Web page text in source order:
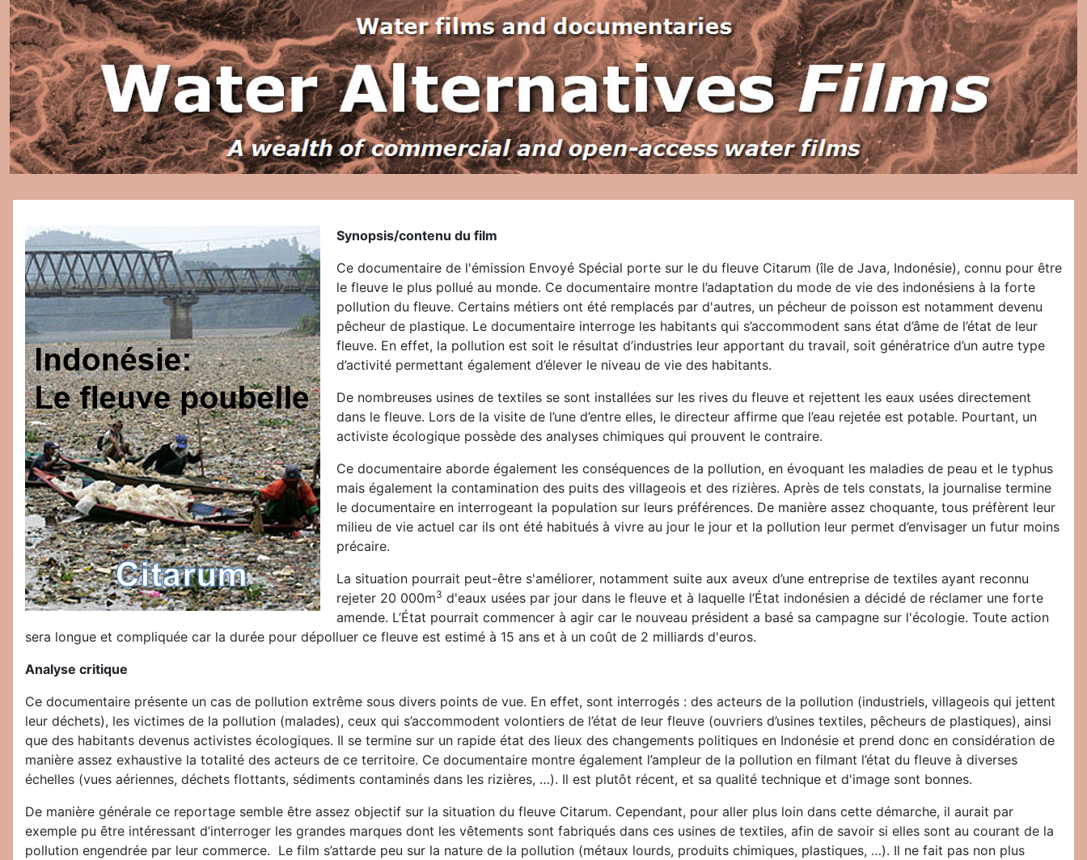
Synopsis/contenu du film
Ce documentaire de l'émission Envoyé Spécial porte sur le du fleuve Citarum (île de Java, Indonésie), connu pour être
le fleuve le plus pollué au monde. Ce documentaire montre l’adaptation du mode de vie des indonésiens à la forte
pollution du fleuve. Certains métiers ont été remplacés par d'autres, un pécheur de poisson est notamment devenu
pêcheur de plastique. Le documentaire interroge les habitants qui s’accommodent sans état d’âme de l’état de leur
fleuve. En effet, la pollution est soit le résultat d’industries leur apportant du travail, soit génératrice d’un autre type
d’activité permettant également d’élever le niveau de vie des habitants.
De nombreuses usines de textiles se sont installées sur les rives du fleuve et rejettent les eaux usées directement
dans le fleuve. Lors de la visite de l’une d’entre elles, le directeur affirme que l’eau rejetée est potable. Pourtant, un
activiste écologique possède des analyses chimiques qui prouvent le contraire.
Ce documentaire aborde également les conséquences de la pollution, en évoquant les maladies de peau et le typhus
mais également la contamination des puits des villageois et des rizières. Après de tels constats, la journalise termine
le documentaire en interrogeant la population sur leurs préférences. De manière assez choquante, tous préfèrent leur
milieu de vie actuel car ils ont été habitués à vivre au jour le jour et la pollution leur permet d’envisager un futur moins
précaire.
La situation pourrait peut-être s'améliorer, notamment suite aux aveux d’une entreprise de textiles ayant reconnu
rejeter 20 000m3 d'eaux usées par jour dans le fleuve et à laquelle l’État indonésien a décidé de réclamer une forte
amende. L’État pourrait commencer à agir car le nouveau président a basé sa campagne sur l'écologie. Toute action
sera longue et compliquée car la durée pour dépolluer ce fleuve est estimé à 15 ans et à un coût de 2 milliards d'euros.
Analyse critique
Ce documentaire présente un cas de pollution extrême sous divers points de vue. En effet, sont interrogés : des acteurs de la pollution (industriels, villageois qui jettent
leur déchets), les victimes de la pollution (malades), ceux qui s’accommodent volontiers de l’état de leur fleuve (ouvriers d’usines textiles, pêcheurs de plastiques), ainsi
que des habitants devenus activistes écologiques. Il se termine sur un rapide état des lieux des changements politiques en Indonésie et prend donc en considération de
manière assez exhaustive la totalité des acteurs de ce territoire. Ce documentaire montre également l’ampleur de la pollution en filmant l’état du fleuve à diverses
échelles (vues aériennes, déchets flottants, sédiments contaminés dans les rizières, …). Il est plutôt récent, et sa qualité technique et d'image sont bonnes.
De manière générale ce reportage semble être assez objectif sur la situation du fleuve Citarum. Cependant, pour aller plus loin dans cette démarche, il aurait par
exemple pu être intéressant d’interroger les grandes marques dont les vêtements sont fabriqués dans ces usines de textiles, afin de savoir si elles sont au courant de la
pollution engendrée par leur commerce. Le film s’attarde peu sur la nature de la pollution (métaux lourds, produits chimiques, plastiques, …). Il ne fait pas non plus